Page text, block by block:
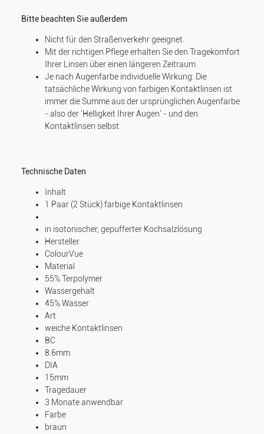
Bitte beachten Sie außerdem
Nicht für den Straßenverkehr geeignet.
Mit der richtigen Pflege erhalten Sie den Tragekomfort
Ihrer Linsen über einen längeren Zeitraum.
Je nach Augenfarbe individuelle Wirkung: Die
tatsächliche Wirkung von farbigen Kontaktlinsen ist
immer die Summe aus der ursprünglichen Augenfarbe
- also der 'Helligkeit Ihrer Augen' - und den
Kontaktlinsen selbst.
Technische Daten
Inhalt
1 Paar (2 Stück) farbige Kontaktlinsen
in isotonischer, gepufferter Kochsalzlösung
Hersteller
ColourVue
Material
55% Terpolymer
Wassergehalt
45% Wasser
Art
weiche Kontaktlinsen
BC
8.6mm
DIA
15mm
Tragedauer
3 Monate anwendbar
Farbe
braun